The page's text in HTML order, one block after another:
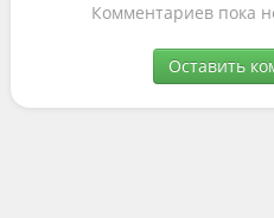
Комментариев пока
Оставить